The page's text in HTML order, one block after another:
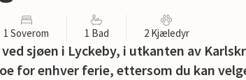
1 Soverom 1 Bad 2 Kjæledyr
sjøen i Lyckeby, i utkanten av
for enhver ferie, ettersom du kan